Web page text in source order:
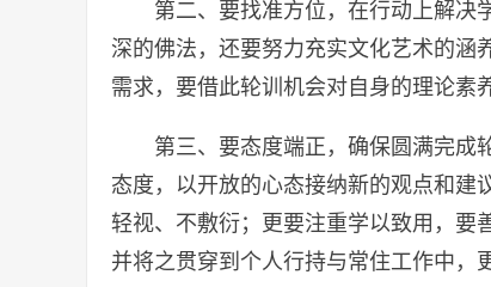
第二、要找准方位，在行动上解决
深的佛法，还要努力充实文化艺术的涵
需求，要借此轮训机会对自身的理论素
第三、要态度端正，确保圆满完成
态度，以开放的心态接纳新的观点和建
轻视、不敷衍；更要注重学以致用，要
并将之贯穿到个人行持与常住工作中，